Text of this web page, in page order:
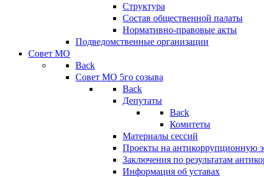
Структура
Состав общественной палаты
Нормативно-правовые акты
Подведомственные организации
Совет МО
Back
Совет МО 5го созыва
Back
Депутаты
Back
Комитеты
Материалы сессий
Проекты на антикоррупционную
Заключения по результатам
Информация об уставах